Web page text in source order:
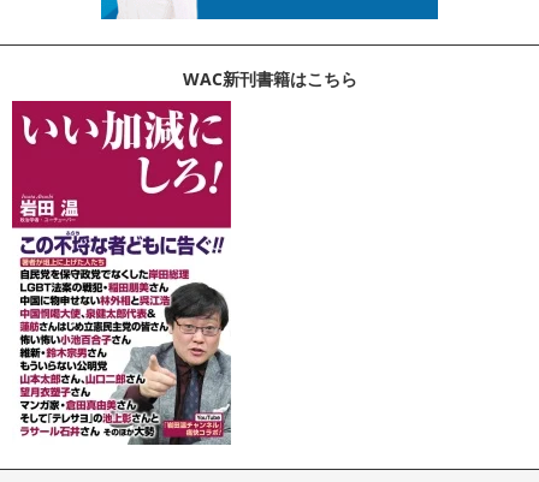
WAC新刊書籍はこちら